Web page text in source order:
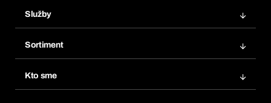
Obľúbené
Opakované objednávky
Predplatné
Služby
Chemická databáza
eProcurement
Sortiment
Kto sme